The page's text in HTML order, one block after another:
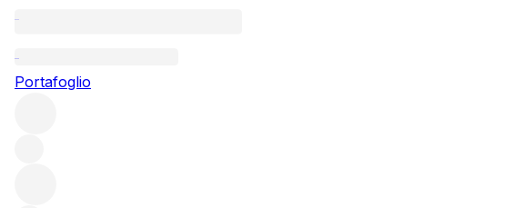
Portafoglio
Il richiamo della vite: